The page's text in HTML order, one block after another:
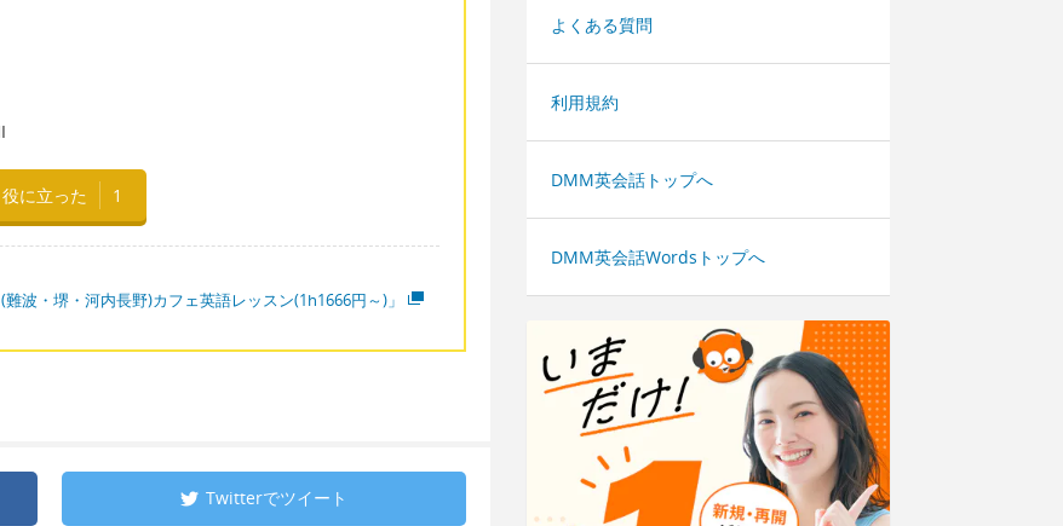
役に立った 1
(難波・堺・河内長野)カフェ英語レッスン(1h1666円～)」
Twitterでツイート
よくある質問
利用規約
DMM英会話トップへ
DMM英会話Wordsトップへ